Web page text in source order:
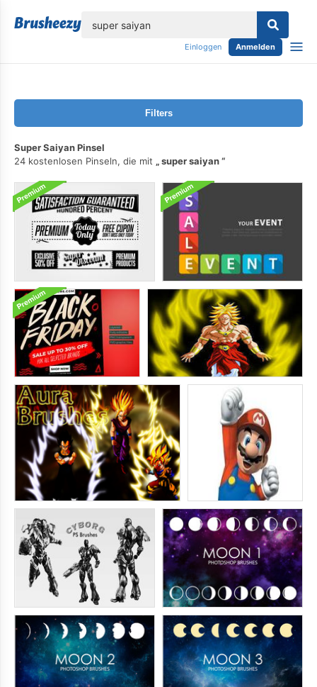
Einloggen Anmelden
Filters
Super Saiyan Pinsel
24 kostenlosen Pinseln, die mit
super saiyan